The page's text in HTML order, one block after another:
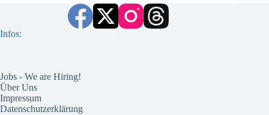
Infos:
Jobs - We are Hiring!
Über Uns
Impressum
Datenschutzerklärung